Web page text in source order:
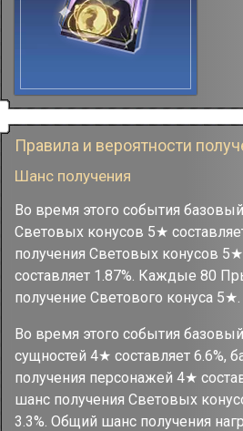
Правила и вероятности
Шанс получения
Во время этого события
Световых конусов 5★
получения Световых конусов 5★
составляет 1.87%. Каждые 80
получение Светового конуса 5★.
Во время этого события
сущностей 4★ составляет 6.6%,
получения персонажей 4★
шанс получения Световых
3.3%. Общий шанс получения